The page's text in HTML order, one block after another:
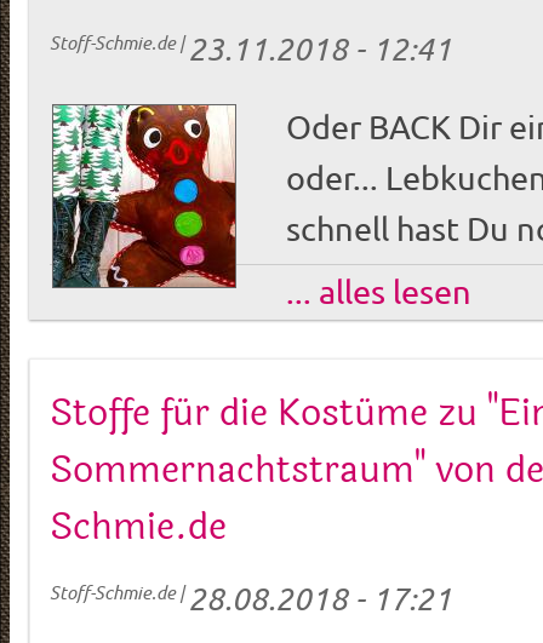
Stoff-Schmie.de|23.11.2018 - 12:41
Oder BACK Dir
oder...
schnell hast Du
... alles lesen
Stoffe für die Kostüme zu
Sommernachtstraum" von
Schmie.de
Stoff-Schmie.de|28.08.2018 - 17:21